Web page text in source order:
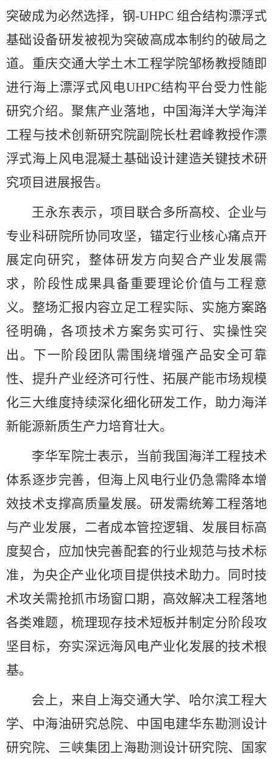
突破成为必然选择，钢-UHPC 组合结构漂浮式
基础设备研发被视为突破高成本制约的破局之
道。重庆交通大学土木工程学院邹杨教授随即
进行海上漂浮式风电UHPC结构平台受力性能
研究介绍。聚焦产业落地， 中国海洋大学海洋
工程与技术创新研究院副院长杜君峰教授作漂
浮式海上风电混凝土基础设计建造关键技术研
究项目进展报告。
王永东表示，项目联合多所高校、企业与
专业科研院所协同攻坚，锚定行业核心痛点开
展定向研究，整体研发方向契合产业发展需
求，阶段性成果具备重要理论价值与工程意
义。整场汇报内容立足工程实际、实施方案路
径明确，各项技术方案务实可行、实操性突
出。下一阶段团队需围绕增强产品安全可靠
性、提升产业经济可行性、拓展产能市场规模
化三大维度持续深化细化研发工作，助力海洋
新能源新质生产力培育壮大。
李华军院士表示，当前我国海洋工程技术
体系逐步完善，但海上风电行业仍急需降本增
效技术支撑高质量发展。研发需统筹工程落地
与产业发展，二者成本管控逻辑、发展目标高
度契合，应加快完善配套的行业规范与技术标
准，为央企产业化项目提供技术助力。同时技
术攻关需抢抓市场窗口期，高效解决工程落地
各类难题，梳理现存技术短板并制定分阶段攻
坚目标，夯实深远海风电产业化发展的技术根
基。
会上，来自上海交通大学、哈尔滨工程大
学、中海油研究总院、中国电建华东勘测设计
研究院、三峡集团上海勘测设计研究院、国家